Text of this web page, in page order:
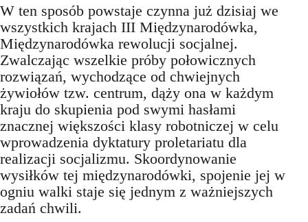
W ten sposób powstaje czynna już dzisiaj we
wszystkich krajach III Międzynarodówka,
Międzynarodówka rewolucji socjalnej.
Zwalczając wszelkie próby połowicznych
rozwiązań, wychodzące od chwiejnych
żywiołów tzw. centrum, dąży ona w każdym
kraju do skupienia pod swymi hasłami
znacznej większości klasy robotniczej w celu
wprowadzenia dyktatury proletariatu dla
realizacji socjalizmu. Skoordynowanie
wysiłków tej międzynarodówki, spojenie jej w
ogniu walki staje się jednym z ważniejszych
zadań chwili.